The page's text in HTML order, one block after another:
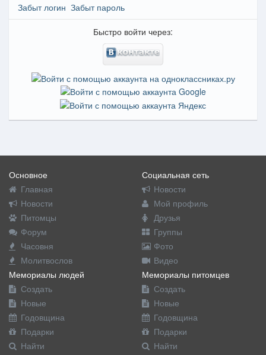
Забыт логин Забыт пароль
Быстро войти через:
Основное
Главная
Новости
Питомцы
Форум
Часовня
Молитвослов
Социальная сеть
Новости
Мой профиль
Друзья
Группы
Фото
Видео
Мемориалы людей
Создать
Новые
Годовщина
Подарки
Найти
Мемориалы питомцев
Создать
Новые
Годовщина
Подарки
Найти